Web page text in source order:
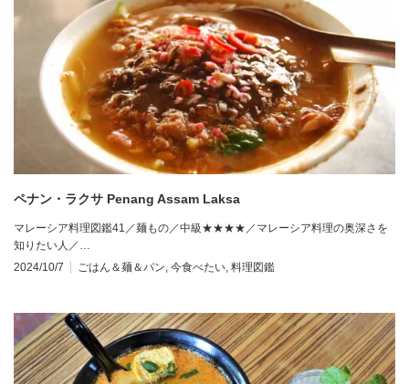
ペナン・ラクサ Penang Assam Laksa
マレーシア料理図鑑41／麺もの／中級★★★★／マレーシア料理の奥深さを
知りたい人／…
2024/10/7
ごはん＆麺＆パン 今食べたい 料理図鑑